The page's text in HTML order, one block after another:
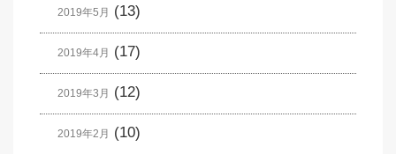
2019年5月 (13)
2019年4月 (17)
2019年3月 (12)
2019年2月 (10)